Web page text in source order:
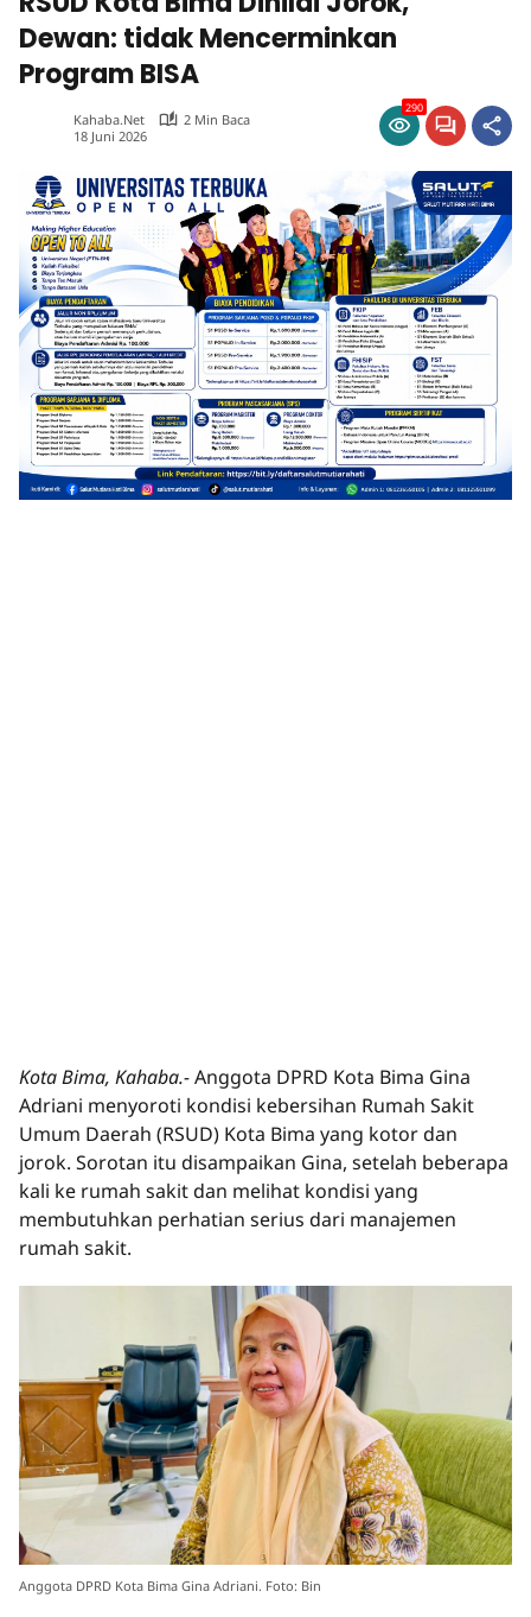
Dewan: tidak Mencerminkan
Program BISA
Kahaba.net
2 Min Baca
18 Juni 2026
290
Kota Bima, Kahaba.-Anggota DPRD Kota Bima Gina
Adriani menyoroti kondisi kebersihan Rumah Sakit
Umum Daerah (RSUD) Kota Bima yang kotor dan
jorok. Sorotan itu disampaikan Gina, setelah beberapa
kali ke rumah sakit dan melihat kondisi yang
membutuhkan perhatian serius dari manajemen
rumah sakit.
Anggota DPRD Kota Bima Gina Adriani. Foto: Bin